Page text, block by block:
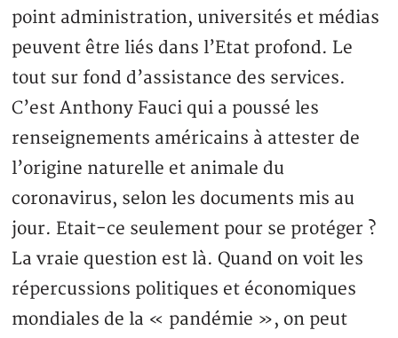
point administration, universités et médias
peuvent être liés dans l’Etat profond. Le
tout sur fond d’assistance des services.
C’est Anthony Fauci qui a poussé les
renseignements américains à attester de
l’origine naturelle et animale du
coronavirus, selon les documents mis au
jour. Etait-ce seulement pour se protéger ?
La vraie question est là. Quand on voit les
répercussions politiques et économiques
mondiales de la « pandémie », on peut